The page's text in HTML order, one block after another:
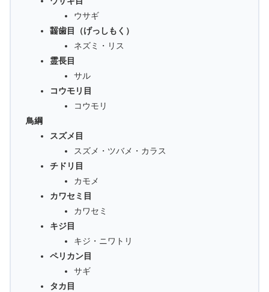
ウサギ
齧歯目（げっしもく）
ネズミ・リス
霊長目
サル
コウモリ目
コウモリ
鳥綱
スズメ目
スズメ・ツバメ・カラス
チドリ目
カモメ
カワセミ目
カワセミ
キジ目
キジ・ニワトリ
ペリカン目
サギ
タカ目